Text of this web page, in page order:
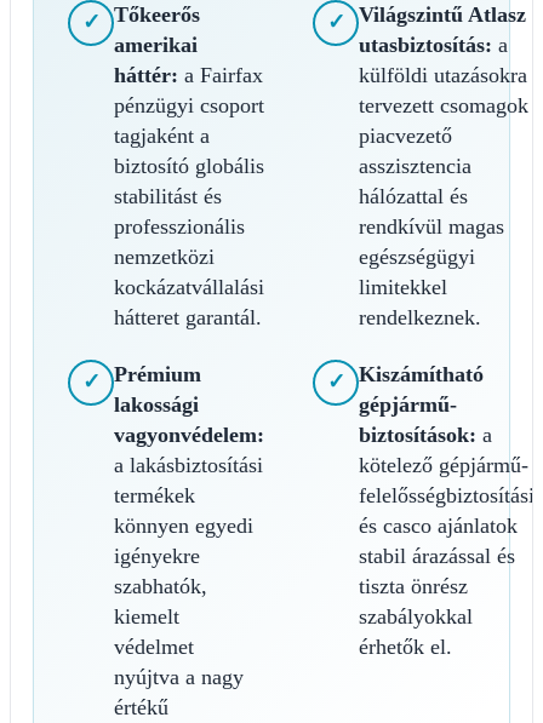
✓
Tőkeerős
amerikai
háttér: a Fairfax
pénzügyi csoport
tagjaként a
biztosító globális
stabilitást és
professzionális
nemzetközi
kockázatvállalási
hátteret garantál.
✓
Világszintű Atlasz
utasbiztosítás: a
külföldi utazásokra
tervezett csomagok
piacvezető
asszisztencia
hálózattal és
rendkívül magas
egészségügyi
limitekkel
rendelkeznek.
✓
Prémium
lakossági
vagyonvédelem:
a lakásbiztosítási
termékek
könnyen egyedi
igényekre
szabhatók,
kiemelt
védelmet
nyújtva a nagy
értékű
✓
Kiszámítható
gépjármű-
biztosítások: a
kötelező gépjármű-
felelősségbiztosítási
és casco ajánlatok
stabil árazással és
tiszta önrész
szabályokkal
érhetők el.